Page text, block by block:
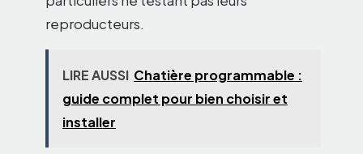
reproducteurs.
LIRE AUSSI Chatière programmable :
guide complet pour bien choisir et
installer